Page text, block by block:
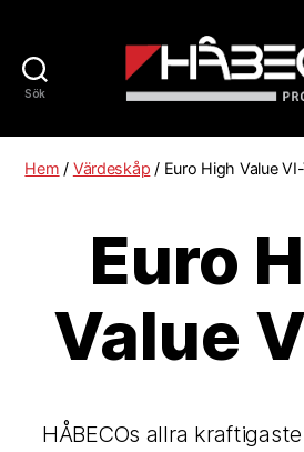
Sök
Hem / Värdeskåp / Euro High Value
Euro
Value
HÅBECOs allra